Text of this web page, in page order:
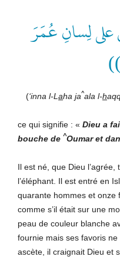
على لِسانِ عُمَرَ
(‘inna l-L aha ja^ala l-h
ce qui signifie : « Dieu a
bouche de ^Oumar et
Il est né, que Dieu l’agrée,
l’éléphant. Il est entré en
quarante hommes et onze
comme s’il était sur une
peau de couleur blanche
fournie mais ses favoris ne
ascète, il craignait Dieu et